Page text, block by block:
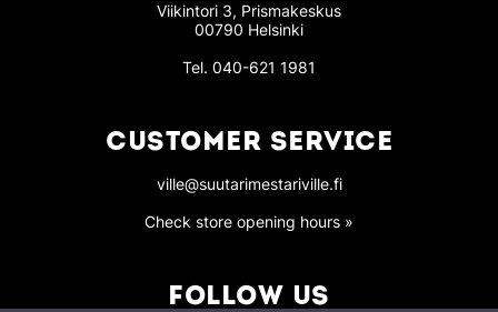
Viikintori 3, Prismakeskus
00790 Helsinki
Tel. 040-621 1981
CUSTOMER SERVICE
ville@suutarimestariville.fi
Check store opening hours »
FOLLOW US